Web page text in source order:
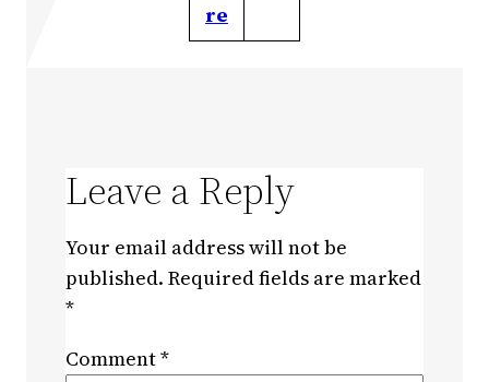
re
Leave a Reply
Your email address will not be
published. Required fields are marked
*
Comment*